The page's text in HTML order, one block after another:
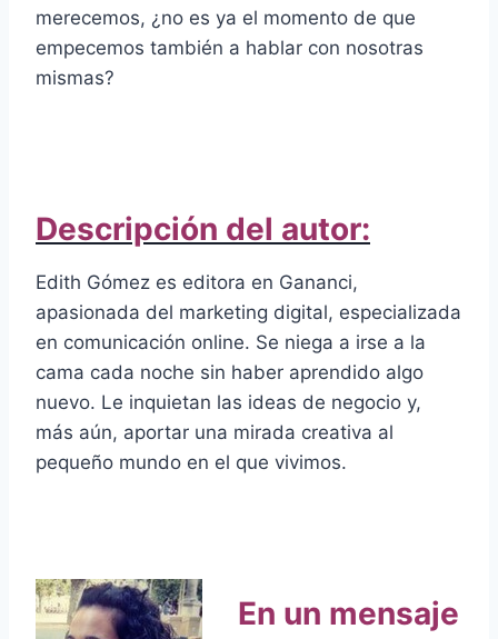
merecemos, ¿no es ya el momento de que
empecemos también a hablar con nosotras
mismas?
Descripción del autor:
Edith Gómez es editora en Gananci,
apasionada del marketing digital, especializada
en comunicación online. Se niega a irse a la
cama cada noche sin haber aprendido algo
nuevo. Le inquietan las ideas de negocio y,
más aún, aportar una mirada creativa al
pequeño mundo en el que vivimos.
En un mensaje